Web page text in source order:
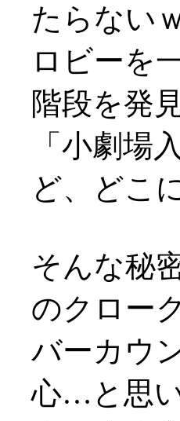
たらない
ロビーを
階段を発見
「小劇場
ど、どこ
そんな秘
のクロー
バーカウ
心…と思い